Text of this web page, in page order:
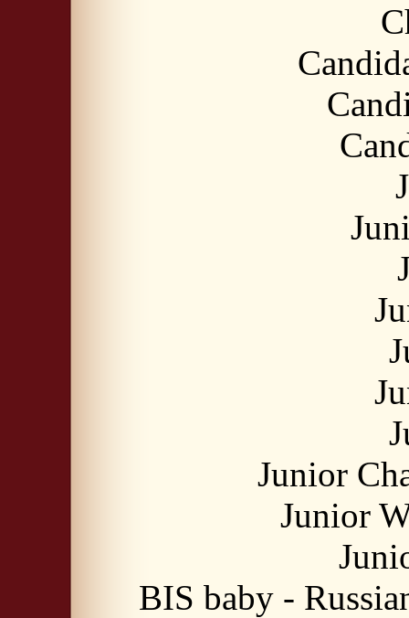
Junior
Junior
BIS baby -